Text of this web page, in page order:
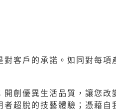
客戶的承諾。如同對每項
創優異生活品質，讓您改
超脫的技藝體驗；憑藉自